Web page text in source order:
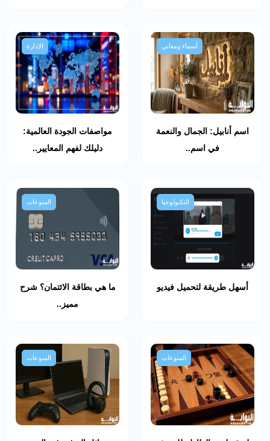
أسماء ومعاني
اسم أنابيل: الجمال والنعمة
في اسم..
الإدارة
مواصفات الجودة العالمية:
دليلك لفهم المعايير..
التكنولوجيا
أسهل طريقة لتحميل فيديو
المنوعات
ما هي بطاقة الائتمان؟ شرح
مميز..
المنوعات المنوعات